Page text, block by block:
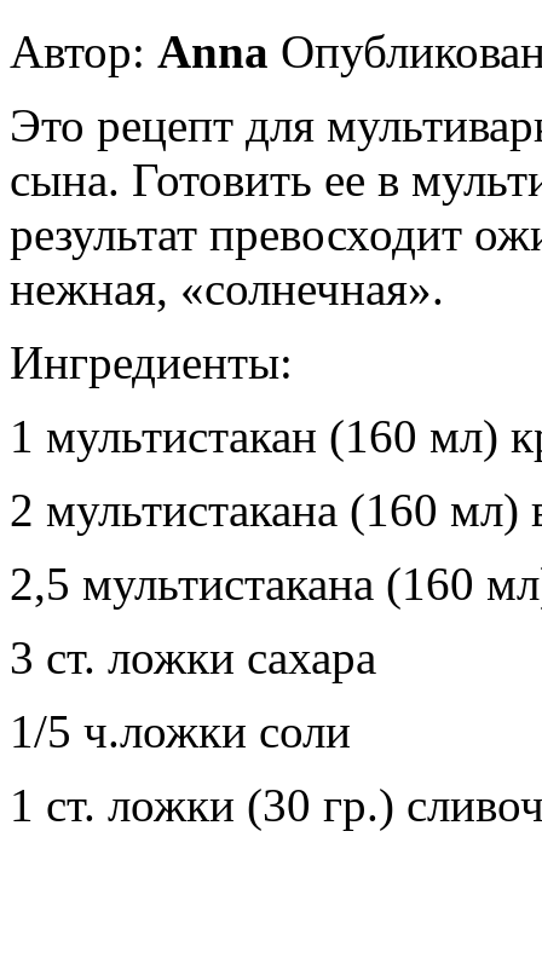
Автор: Anna
Это рецепт для
сына. Готовить ее в
результат превосходит
нежная, «солнечная».
Ингредиенты:
1 мультистакан (160 мл)
2 мультистакана (160 мл)
2,5 мультистакана (160
3 ст. ложки сахара
1/5 ч.ложки соли
1 ст. ложки (30 гр.)